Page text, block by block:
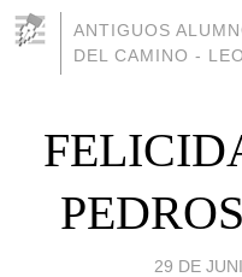
ANTIGUOS
DEL CAMINO -
29 DE